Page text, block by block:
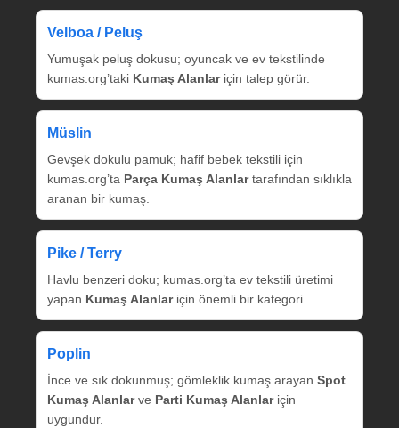
Velboa / Peluş
Yumuşak peluş dokusu; oyuncak ve ev tekstilinde
kumas.org’taki Kumaş Alanlariçin talep görür.
Müslin
Gevşek dokulu pamuk; hafif bebek tekstili için
kumas.org’ta Parça Kumaş Alanlartarafından sıklıkla
aranan bir kumaş.
Pike / Terry
Havlu benzeri doku; kumas.org’ta ev tekstili üretimi
yapan Kumaş Alanlariçin önemli bir kategori.
Poplin
İnce ve sık dokunmuş; gömleklik kumaş arayan Spot
Kumaş Alanlarve Parti Kumaş Alanlariçin
uygundur.